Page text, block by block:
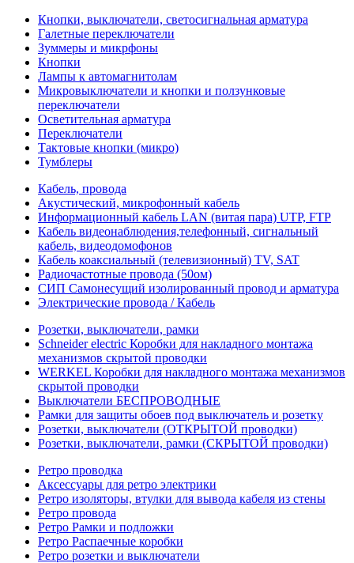
Кнопки, выключатели, светосигнальная арматура
Галетные переключатели
Зуммеры и микрфоны
Кнопки
Лампы к автомагнитолам
Микровыключатели и кнопки и ползунковые
переключатели
Осветительная арматура
Переключатели
Тактовые кнопки (микро)
Тумблеры
Кабель, провода
Акустический, микрофонный кабель
Информационный кабель LAN (витая пара) UTP, FTP
Кабель видеонаблюдения,телефонный, сигнальный
кабель, видеодомофонов
Кабель коаксиальный (телевизионный) TV, SAT
Радиочастотные провода (50ом)
СИП Самонесущий изолированный провод и арматура
Электрические провода / Кабель
Розетки, выключатели, рамки
Schneider electric Коробки для накладного монтажа
механизмов скрытой проводки
WERKEL Коробки для накладного монтажа механизмов
скрытой проводки
Выключатели БЕСПРОВОДНЫЕ
Рамки для защиты обоев под выключатель и розетку
Розетки, выключатели (ОТКРЫТОЙ проводки)
Розетки, выключатели, рамки (СКРЫТОЙ проводки)
Ретро проводка
Аксессуары для ретро электрики
Ретро изоляторы, втулки для вывода кабеля из стены
Ретро провода
Ретро Рамки и подложки
Ретро Распаечные коробки
Ретро розетки и выключатели